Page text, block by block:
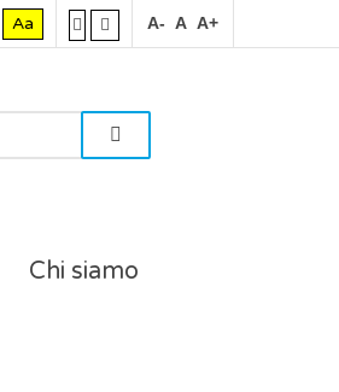
Aa A- A A+
Chi siamo